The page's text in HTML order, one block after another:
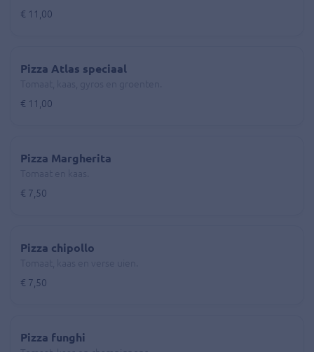
€ 11,00
Pizza Atlas speciaal
€ 11,00
Pizza Margherita
€ 7,50
Pizza chipollo
€ 7,50
Pizza funghi